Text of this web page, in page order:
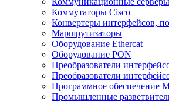
Коммутаторы Cisco
Конвертеры интерфейсов,
Маршрутизаторы
Оборудование Ethercat
Оборудование PON
Преобразователи
Преобразователи
Программное обеспечение
Промышленные